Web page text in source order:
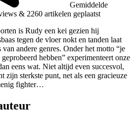
Gemiddelde
& 2260 artikelen geplaatst
is Rudy een kei gezien hij
tegen de vloer nokt en tanden laat
andere genres. Onder het motto “je
hebben” experimenteert onze
eens wat. Niet altijd even succesvol,
zijn sterkste punt, net als een gracieuze
fighter…